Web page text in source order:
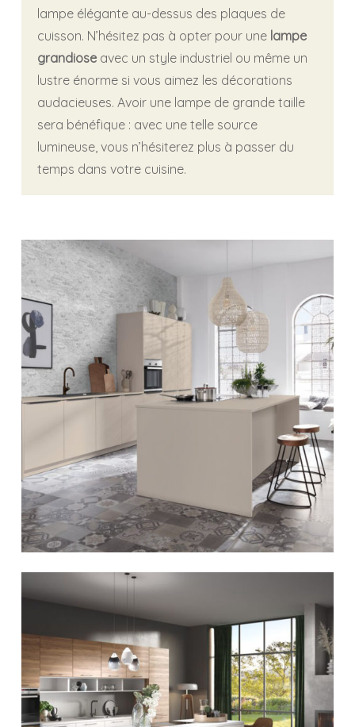
lampe élégante au-dessus des plaques de
cuisson. N’hésitez pas à opter pour unelampe
grandioseavec un style industriel ou même un
lustre énorme si vous aimez les décorations
audacieuses. Avoir une lampe de grande taille
sera bénéfique : avec une telle source
lumineuse, vous n’hésiterez plus à passer du
temps dans votre cuisine.